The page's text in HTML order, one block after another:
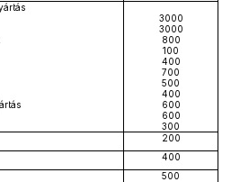
3000
3000
800
100
400
700
500
400
600
600
300
200
400
500